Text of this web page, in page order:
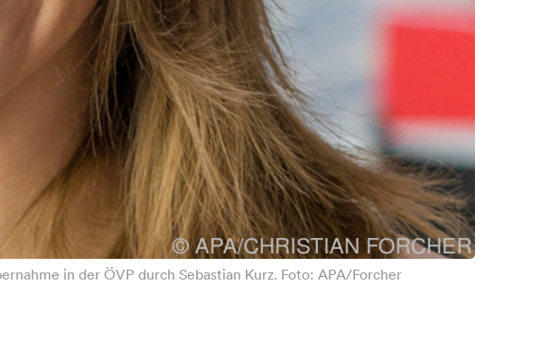
in der ÖVP durch Sebastian Kurz. Foto: APA/Forcher